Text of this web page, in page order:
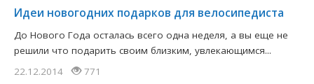
Идеи новогодних подарков для велосипедиста
До Нового Года осталась всего одна неделя, а вы еще не
решили что подарить своим близким, увлекающимся...
22.12.2014
771